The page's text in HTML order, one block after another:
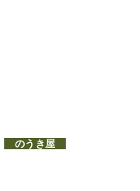
のうき屋